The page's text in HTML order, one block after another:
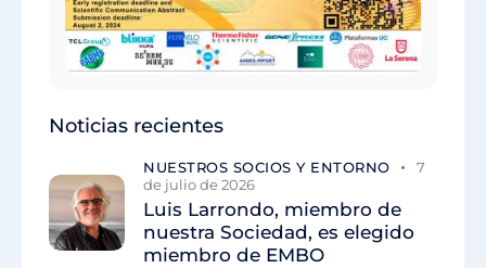
Noticias recientes
NUESTROS SOCIOS Y ENTORNO
7
de julio de 2026
Luis Larrondo, miembro de
nuestra Sociedad, es elegido
miembro de EMBO